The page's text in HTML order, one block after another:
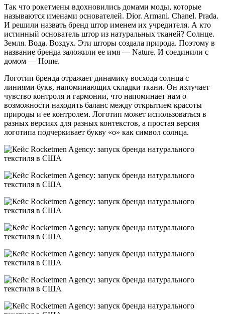
Так что рокетмены вдохновились домами моды, которые
называются именами основателей. Dior. Armani. Chanel. Prada.
И решили назвать бренд штор именем их учредителя. А кто
истинный основатель штор из натуральных тканей? Солнце.
Земля. Вода. Воздух. Эти шторы создала природа. Поэтому в
название бренда заложили ее имя — Nature. И соединили с
домом — Home.
Логотип бренда отражает динамику восхода солнца с
линиями букв, напоминающих складки ткани. Он излучает
чувство контроля и гармонии, что напоминает нам о
возможности находить баланс между открытием красоты
природы и ее контролем. Логотип может использоваться в
разных версиях для разных контекстов, а простая версия
логотипа подчеркивает букву «о» как символ солнца.